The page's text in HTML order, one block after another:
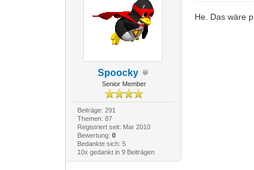
Spoocky
Senior Member
Beiträge: 291
Themen: 87
Registriert seit: Mar 2010
Bewertung: 0
Bedankte sich: 5
10x gedankt in 9 Beiträgen
He. Das wäre